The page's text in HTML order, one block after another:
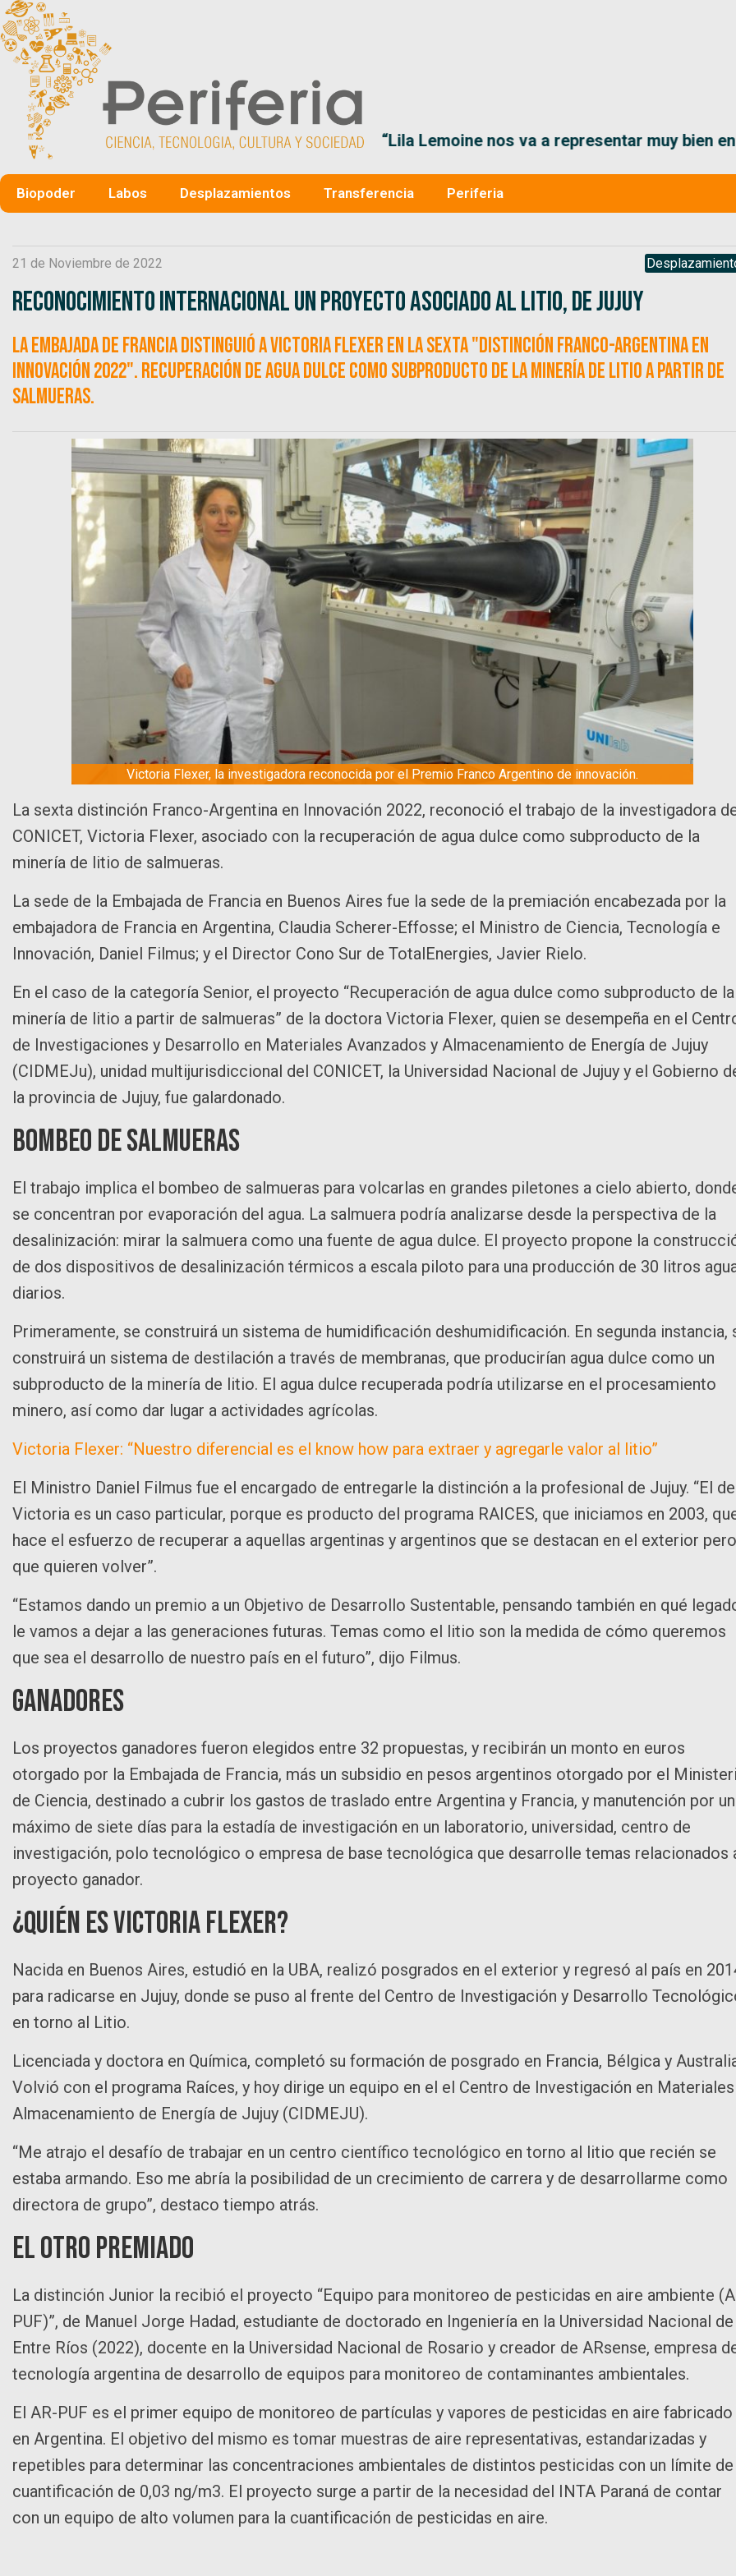
“Lila Lemoine nos va a representar muy bien
Biopoder Labos Desplazamientos Transferencia Periferia
21 de Noviembre de 2022
Reconocimiento internacional un proyecto asociado al litio, de Jujuy
La Embajada de Francia distinguió a Victoria Flexer en la sexta "Distinción Franco-Argentina en
Innovación 2022". Recuperación de agua dulce como subproducto de la minería de litio a partir de
salmueras.
Victoria Flexer, la investigadora reconocida por el Premio Franco Argentino de innovación.
La sexta distinción Franco-Argentina en Innovación 2022, reconoció el trabajo de la investigadora
CONICET, Victoria Flexer, asociado con la recuperación de agua dulce como subproducto de la
minería de litio de salmueras.
La sede de la Embajada de Francia en Buenos Aires fue la sede de la premiación encabezada por la
embajadora de Francia en Argentina, Claudia Scherer-Effosse; el Ministro de Ciencia, Tecnología e
Innovación, Daniel Filmus; y el Director Cono Sur de TotalEnergies, Javier Rielo.
En el caso de la categoría Senior, el proyecto “Recuperación de agua dulce como subproducto de la
minería de litio a partir de salmueras” de la doctora Victoria Flexer, quien se desempeña en el
de Investigaciones y Desarrollo en Materiales Avanzados y Almacenamiento de Energía de Jujuy
(CIDMEJu), unidad multijurisdiccional del CONICET, la Universidad Nacional de Jujuy y el Gobierno
la provincia de Jujuy, fue galardonado.
Bombeo de salmueras
El trabajo implica el bombeo de salmueras para volcarlas en grandes piletones a cielo abierto,
se concentran por evaporación del agua. La salmuera podría analizarse desde la perspectiva de la
desalinización: mirar la salmuera como una fuente de agua dulce. El proyecto propone la
de dos dispositivos de desalinización térmicos a escala piloto para una producción de 30 litros
diarios.
Primeramente, se construirá un sistema de humidificación deshumidificación. En segunda instancia,
construirá un sistema de destilación a través de membranas, que producirían agua dulce como un
subproducto de la minería de litio. El agua dulce recuperada podría utilizarse en el procesamiento
minero, así como dar lugar a actividades agrícolas.
Victoria Flexer: “Nuestro diferencial es el know how para extraer y agregarle valor al litio”
El Ministro Daniel Filmus fue el encargado de entregarle la distinción a la profesional de Jujuy. “El de
Victoria es un caso particular, porque es producto del programa RAICES, que iniciamos en 2003,
hace el esfuerzo de recuperar a aquellas argentinas y argentinos que se destacan en el exterior pero
que quieren volver”.
“Estamos dando un premio a un Objetivo de Desarrollo Sustentable, pensando también en qué
le vamos a dejar a las generaciones futuras. Temas como el litio son la medida de cómo queremos
que sea el desarrollo de nuestro país en el futuro”, dijo Filmus.
Ganadores
Los proyectos ganadores fueron elegidos entre 32 propuestas, y recibirán un monto en euros
otorgado por la Embajada de Francia, más un subsidio en pesos argentinos otorgado por el
de Ciencia, destinado a cubrir los gastos de traslado entre Argentina y Francia, y manutención por un
máximo de siete días para la estadía de investigación en un laboratorio, universidad, centro de
investigación, polo tecnológico o empresa de base tecnológica que desarrolle temas relacionados
proyecto ganador.
¿Quién es Victoria Flexer?
Nacida en Buenos Aires, estudió en la UBA, realizó posgrados en el exterior y regresó al país en
para radicarse en Jujuy, donde se puso al frente del Centro de Investigación y Desarrollo
en torno al Litio.
Licenciada y doctora en Química, completó su formación de posgrado en Francia, Bélgica y
Volvió con el programa Raíces, y hoy dirige un equipo en el el Centro de Investigación en
Almacenamiento de Energía de Jujuy (CIDMEJU).
“Me atrajo el desafío de trabajar en un centro científico tecnológico en torno al litio que recién se
estaba armando. Eso me abría la posibilidad de un crecimiento de carrera y de desarrollarme como
directora de grupo”, destaco tiempo atrás.
El otro premiado
La distinción Junior la recibió el proyecto “Equipo para monitoreo de pesticidas en aire ambiente
PUF)”, de Manuel Jorge Hadad, estudiante de doctorado en Ingeniería en la Universidad Nacional de
Entre Ríos (2022), docente en la Universidad Nacional de Rosario y creador de ARsense, empresa
tecnología argentina de desarrollo de equipos para monitoreo de contaminantes ambientales.
El AR-PUF es el primer equipo de monitoreo de partículas y vapores de pesticidas en aire fabricado
en Argentina. El objetivo del mismo es tomar muestras de aire representativas, estandarizadas y
repetibles para determinar las concentraciones ambientales de distintos pesticidas con un límite de
cuantificación de 0,03 ng/m3. El proyecto surge a partir de la necesidad del INTA Paraná de contar
con un equipo de alto volumen para la cuantificación de pesticidas en aire.